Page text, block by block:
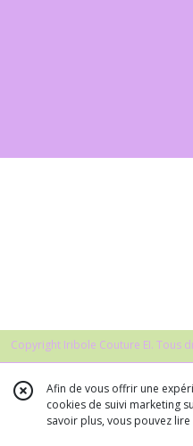
Copyright Iribole Couture EI. Tous
Afin de vous offrir une
cookies de suivi marketing
savoir plus, vous pouvez